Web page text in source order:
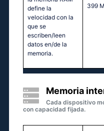
define la
velocidad con la
que se
escriben/leen
datos en/de la
memoria.
399
Memoria
Cada dispositivo
con capacidad fijada.